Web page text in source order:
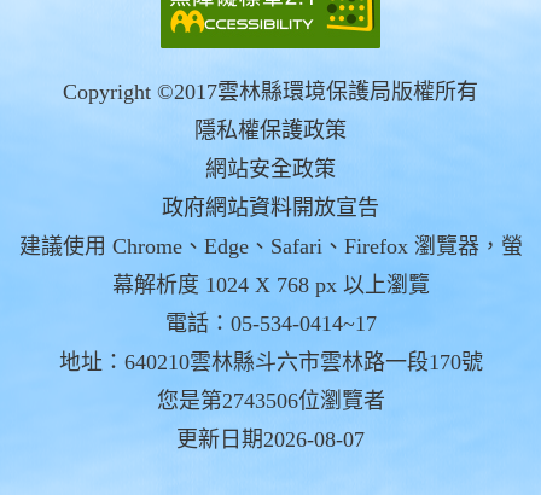
Copyright ©2017雲林縣環境保護局版權所有
隱私權保護政策
網站安全政策
政府網站資料開放宣告
建議使用 Chrome、Edge、Safari、Firefox 瀏覽器，螢
幕解析度 1024 X 768 px 以上瀏覽
電話：05-534-0414~17
地址：640210雲林縣斗六市雲林路一段170號
您是第2743506位瀏覽者
更新日期2026-08-07